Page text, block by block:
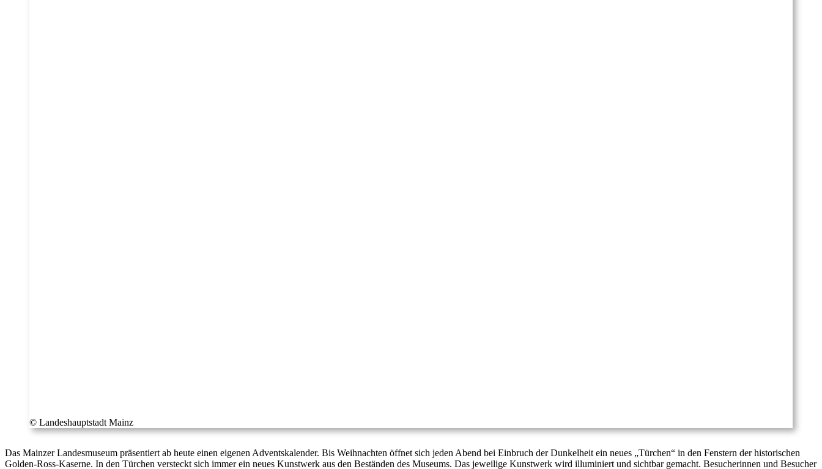
© Landeshauptstadt Mainz
Das Mainzer Landesmuseum präsentiert ab heute einen eigenen Adventskalender. Bis Weihnachten öffnet sich jeden Abend bei Einbruch der Dunkelheit ein neues „Türchen“ in den Fenstern der historischen
Golden-Ross-Kaserne. In den Türchen versteckt sich immer ein neues Kunstwerk aus den Beständen des Museums. Das jeweilige Kunstwerk wird illuminiert und sichtbar gemacht. Besucherinnen und Besucher